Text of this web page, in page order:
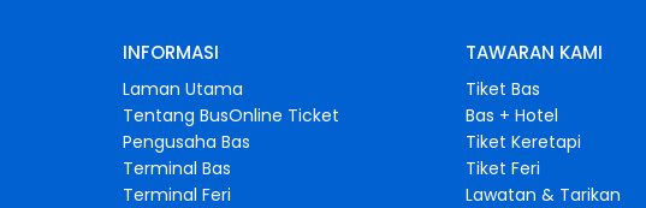
INFORMASI
Laman Utama
Tentang BusOnline Ticket
Pengusaha Bas
Terminal Bas
Terminal Feri
TAWARAN KAMI
Tiket Bas
Bas + Hotel
Tiket Keretapi
Tiket Feri
Lawatan & Tarikan